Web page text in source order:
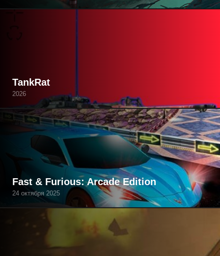
TankRat
2026
Fast & Furious: Arcade Edition
24 октября 2025